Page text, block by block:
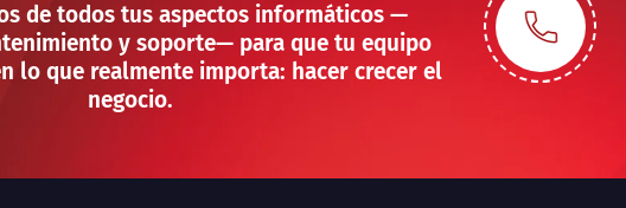
de todos tus aspectos informáticos —
y soporte— para que tu equipo
lo que realmente importa: hacer crecer el
negocio.